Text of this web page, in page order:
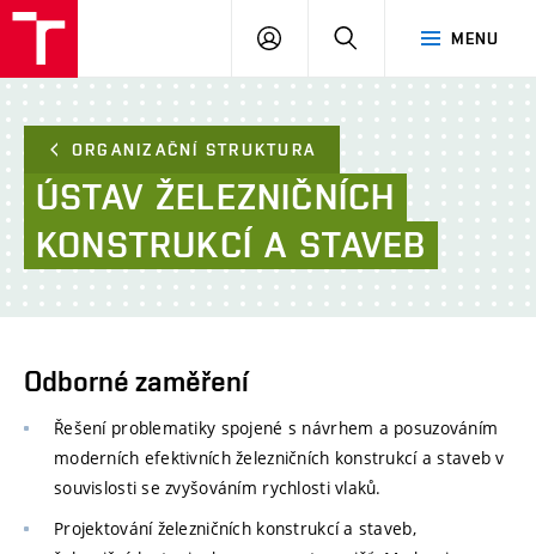
Brno
MENU
PŘIHLÁSIT
ORGANIZAČNÍ STRUKTURA
ÚSTAV ŽELEZNIČNÍCH
KONSTRUKCÍ A STAVEB
Odborné zaměření
Řešení problematiky spojené s návrhem a posuzováním
moderních efektivních železničních konstrukcí a staveb v
souvislosti se zvyšováním rychlosti vlaků.
Projektování železničních konstrukcí a staveb,